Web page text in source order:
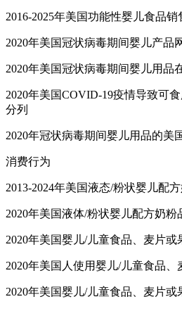
2016-2025年美国功能性婴儿食品销
2020年美国冠状病毒期间婴儿产品
2020年美国冠状病毒期间婴儿用品
2020年美国COVID-19疫情导致可
分列
2020年冠状病毒期间婴儿用品的美
消费行为
2013-2024年美国液态/粉状婴儿配
2020年美国液体/粉状婴儿配方奶粉
2020年美国婴儿/儿童食品、麦片
2020年美国人使用婴儿/儿童食品、
2020年美国婴儿/儿童食品、麦片